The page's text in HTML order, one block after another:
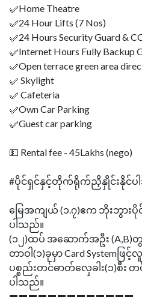
✅Home Theatre
✅24 Hour Lifts (7 Nos)
✅24 Hours Security Guard &
✅Internet Hours Fully Backup
✅Open terrace green area
✅ Skylight
✅ Cafeteria
✅Own Car Parking
✅Guest car parking
💵 Rental fee - 45Lakhs (nego)
#ပိုင်ရှင်နှင့်တိုက်ရိုက်ညှိနှိုင်းနိုင်ပ
မြေအကျယ် (၁.၇)ဧက ဘိုးဘွားပို
ပါသည်။
(၁၂)ထပ် အဆောက်အဦး (A,B)တွင်
တာဝါ(၁)ခုမှာ Card Systemဖြ
ပစ္စည်းတင်ဓာတ်လှေခါး(၁)စီး
ပါသည်။
➖➖➖➖➖➖➖➖➖➖➖➖➖